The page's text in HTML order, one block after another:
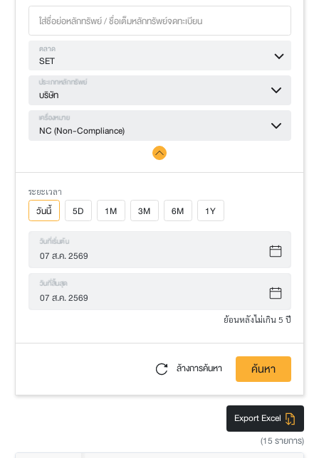
ตลาด
SET
ประเภทหลักทรัพย์
บริษัท
เครื่องหมาย
NC (Non-Compliance)
ระยะเวลา
วันนี้ 5D 1M 3M 6M 1Y
วันที่เริ่มต้น
วันที่สิ้นสุด
ย้อนหลังไม่เกิน 5 ปี
ล้างการค้นหา ค้นหา
Export Excel
(15 รายการ)